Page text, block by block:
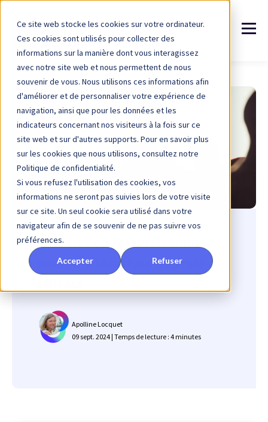
Ce site web stocke les cookies sur votre ordinateur.
Ces cookies sont utilisés pour collecter des
informations sur la manière dont vous interagissez
avec notre site web et nous permettent de nous
souvenir de vous. Nous utilisons ces informations afin
d'améliorer et de personnaliser votre expérience de
navigation, ainsi que pour les données et les
indicateurs concernant nos visiteurs à la fois sur ce
site web et sur d'autres supports. Pour en savoir plus
sur les cookies que nous utilisons, consultez notre
Politique de confidentialité.
Si vous refusez l'utilisation des cookies, vos
informations ne seront pas suivies lors de votre visite
sur ce site. Un seul cookie sera utilisé dans votre
navigateur afin de se souvenir de ne pas suivre vos
préférences.
Accepter Refuser
Réussir son festival : Guide
pour une stratégie digitale
Apolline Locquet
09 sept. 2024 | Temps de lecture : 4 minutes